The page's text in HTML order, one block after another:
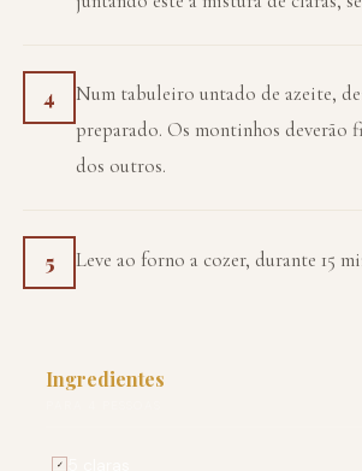
4
Num tabuleiro untado de azeite,
preparado. Os montinhos deverão
dos outros.
5 Leve ao forno a cozer, durante 15
Ingredientes
✓